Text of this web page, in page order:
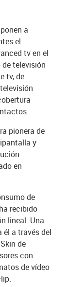
a
el
tv en el
televisión
tv, de
pionera de
y
en
de
recibido
lineal. Una
él a través del
de
con
de vídeo